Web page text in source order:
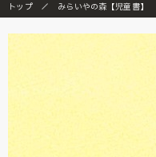
トップ みらいやの森【児童書】